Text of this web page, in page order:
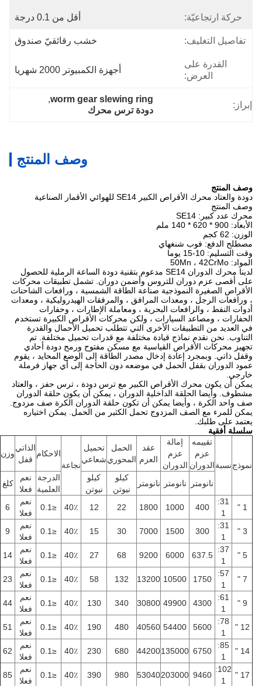
حركة ارتجاعيّة: أقل من 0.1 درجة
تفاصيل التغليف: خشب رقائقيّ صندوق
القدرة على
العرض:
أجهزة الكمبيوتر 2000 شهريا
إبراز:
worm gear slewing ring
,
دودة ترس محرك
وصف المنتج
وصف المنتج
دودة والعتاد محرك الأقراص الكبير SE14 للهوائي الأقمار الصناعية
وصف المنتج
محرك عدد كبير: SE14
الأبعاد: 900 * 620 * 140 ملم
الوزن: 62 كجم
مصطلح الدفع: فوب شنغهاي
وقت التسليم: 10-15 يوما
المواد: 50Mn ، 42CrMo
لدينا محرك الدوران SE14 مدعوم بتقنية دودة الساعة الرملية للحصول
على أقصى عزم دوران للتروس وأضمن دوران. تشمل تطبيقات محركات
الأقراص الصغيرة النموذجية صناعة الطاقة الشمسية ، ورافعات الشاحنات
، ورافعات الرجل ، ومعدات المرافق ، والمرفقات الهيدروليكية ، ومعدات
أدوات النفط ، والرافعات البحرية ، ومعاملة الإطارات ، وحفارات
الحفارات ، ومصاعد السيارات ، ولكن محركات الأقراص الكبيرة تستخدم
في العديد من التطبيقات الأخرى التي تتطلب تحميل الأحمال والقدرة
التناوب. نحن نقدم نماذج قيادة مختلفة مع قدرات تحميل مختلفة. تم
تجهيز محركات الأقراص القياسية مع مسكن مفتوح ورمح دودة أحادي
وقفل ذاتي. وبمجرد إعادة إدخال مصدر الطاقة إلى الوضع المحايد ، يقوم
عمود الدوران بقفل الحمل في موضعه دون الحاجة إلى أي جهاز فرملة
خارجي.
يمكن أن يكون محرك الأقراص الكبير مع ترس دودة ، ترس حفز ، والعتاد
مشطوف. وأيضا الحلقة الداخلية الدوران ، يمكن أن يكون حلقة الدوران
صف واحد الكرة ، وأيضا يمكن أن تكون حلقة الدوران الكرة صف مزدوج.
يمكن للمرء مع الصف المزدوج تحمل الكثير من الحمل. يمكن اختياره
يعتمد على طلبك.
سلسلة أفقية
نموذجنسبة
تقييمه
عزم
الدوران
إمالة
عزم
الدوران
عقد
العزم
الحمل
المحوري
تحميل
شعاعي
نجاعة
الاحكام
الذاتي
قفل
وزن
نانومتر نانومتر نانومتر
كيلو
نيوتن
كيلو
نيوتن
الدرجة
العلمية
نعم
فعلا
كلغ
31:
400
1000
1800
22
12 40٪ ≤0.1
نعم
فعلا
3 "
31:
300
1500
7000
30
15 40٪ ≤0.1
نعم
فعلا
5 "
37:
637.5
6000
9200
68
27 40٪ ≤0.1
نعم
فعلا
14
7 "
57:
1750
10500
13200
132
58 40٪ ≤0.1
نعم
فعلا
23
9 "
61:
4300
49900
30800
340
130 40٪ ≤0.1
نعم
فعلا
44
12 "
78:
5600
54400
40560
480
190 40٪ ≤0.1
نعم
فعلا
51
14 "
85:
6750
135000
44200
680
230 40٪ ≤0.1
نعم
فعلا
62
17 "
102:
9460
203000
53040
980
390 40٪ ≤0.1
نعم
فعلا
85